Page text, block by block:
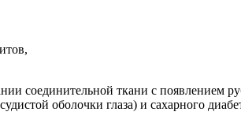
соединительной ткани с
оболочки глаза) и сахарного